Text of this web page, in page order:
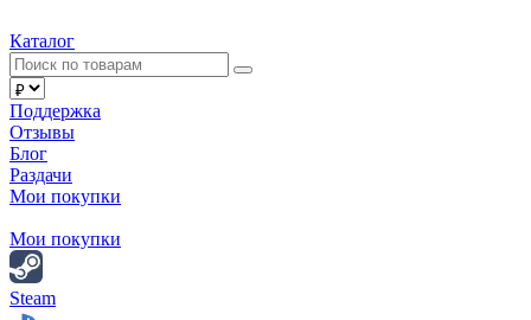
Каталог
Поддержка
Отзывы
Блог
Раздачи
Мои покупки
Мои покупки
Steam